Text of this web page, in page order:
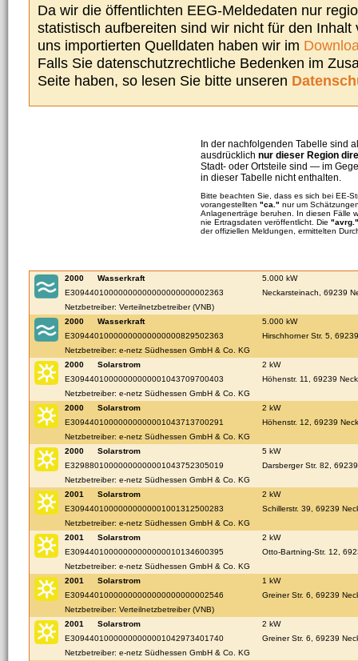
Da wir die öffentlichten EEG-Meldedaten nur
statistisch aufbereiten sind wir nicht für den Inhalt
uns importierten Quelldaten haben wir im
Falls Sie datenschutzrechtliche Bedenken im
Seite haben, so lesen Sie bitte unseren
In der nachfolgenden Tabelle sind
ausdrücklich nur dieser Region
Stadt- oder Ortsteile sind — im
in dieser Tabelle nicht enthalten.
Bitte beachten Sie, dass es sich bei EE-
vorangestellten "ca." nur um
Anlagenerträge beruhen. In diesen Fälle
nie Ertragsdaten veröffentlicht. Die "avrg."
der offiziellen Meldungen, ermittelten
2000 Wasserkraft
5.000 kW
E30944010000000000000000000002363
Neckarsteinach, 69239
Netzbetreiber: Verteilnetzbetreiber (VNB)
2000
Wasserkraft
5.000 kW
E30944010000000000000000829502363
Hirschhorner Str. 5,
Netzbetreiber: e-netz Südhessen GmbH & Co. KG
2000
Solarstrom
2 kW
E30944010000000000001043709700403
Höhenstr. 11, 69239
Netzbetreiber: e-netz Südhessen GmbH & Co. KG
2000
Solarstrom
2 kW
E30944010000000000001043713700291
Höhenstr. 12, 69239
Netzbetreiber: e-netz Südhessen GmbH & Co. KG
2000
Solarstrom
5 kW
E32988010000000000001043752305019
Darsberger Str. 82,
Netzbetreiber: e-netz Südhessen GmbH & Co. KG
2001
Solarstrom
2 kW
E30944010000000000001001312500283
Schillerstr. 39, 69239
Netzbetreiber: e-netz Südhessen GmbH & Co. KG
2001
Solarstrom
2 kW
E30944010000000000000010134600395
Otto-Bartning-Str. 12,
Netzbetreiber: e-netz Südhessen GmbH & Co. KG
2001
Solarstrom
1 kW
E30944010000000000000000000002546
Greiner Str. 6, 69239
Netzbetreiber: Verteilnetzbetreiber (VNB)
2001
Solarstrom
2 kW
E30944010000000000001042973401740
Greiner Str. 6, 69239
Netzbetreiber: e-netz Südhessen GmbH & Co. KG